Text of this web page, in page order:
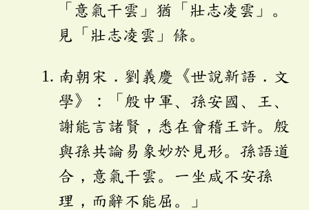
「意氣干雲」猶「壯志凌雲」。
見「壯志凌雲」條。
南朝宋．劉義慶《世說新語．文
學》：「殷中軍、孫安國、王、
謝能言諸賢，悉在會稽王許。殷
與孫共論易象妙於見形。孫語道
合，意氣干雲。一坐咸不安孫
理，而辭不能屈。」